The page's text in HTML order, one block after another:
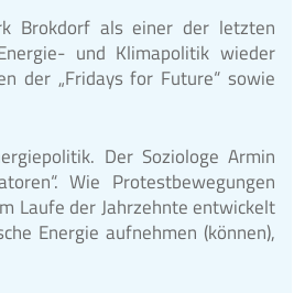
Brokdorf als einer der letzten
und Klimapolitik wieder
der „Fridays for Future“ sowie
Der Soziologe Armin
Wie Protestbewegungen
Laufe der Jahrzehnte entwickelt
Energie aufnehmen (können),